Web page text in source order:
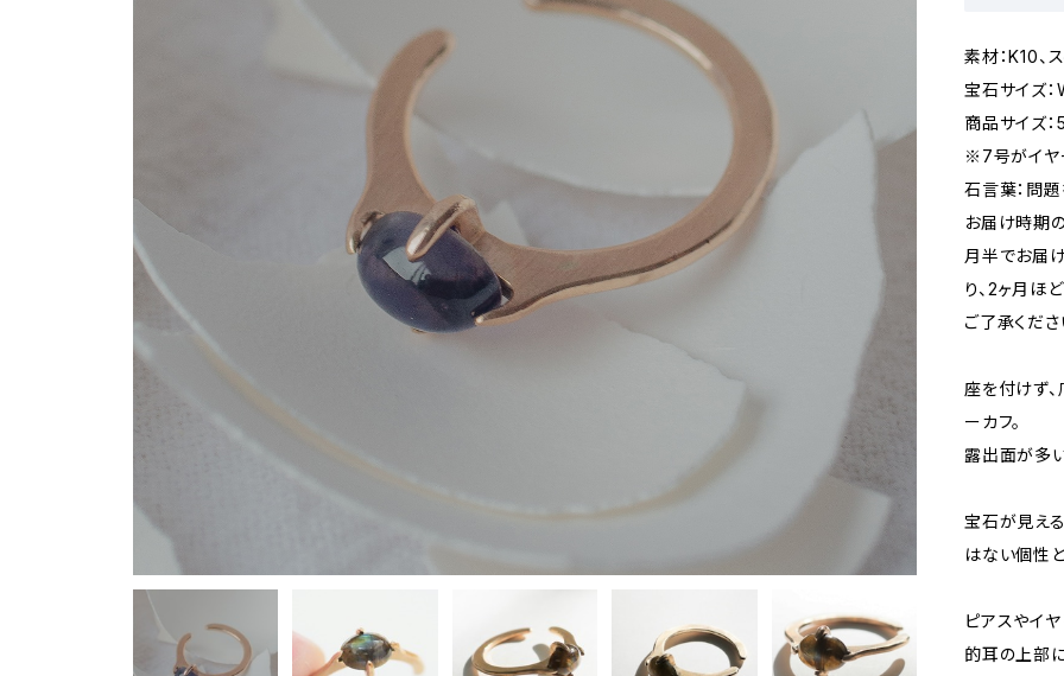
素材：K10、
宝石サイズ
商品サイズ
※7号がイヤ
石言葉：問
お届け時期
月半でお届
り、2ヶ月ほ
ご了承くださ
座を付けず
ーカフ。
露出面が多
宝石が見え
はない個性
ピアスやイ
的耳の上部